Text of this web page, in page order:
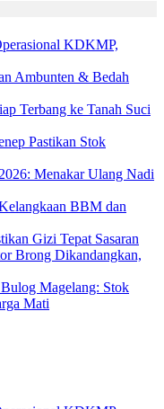
KDKMP,
Ambunten & Bedah
Terbang ke Tanah Suci
Pastikan Stok
Menakar Ulang Nadi
BBM dan
Gizi Tepat Sasaran
Brong Dikandangkan,
Magelang: Stok
Mati